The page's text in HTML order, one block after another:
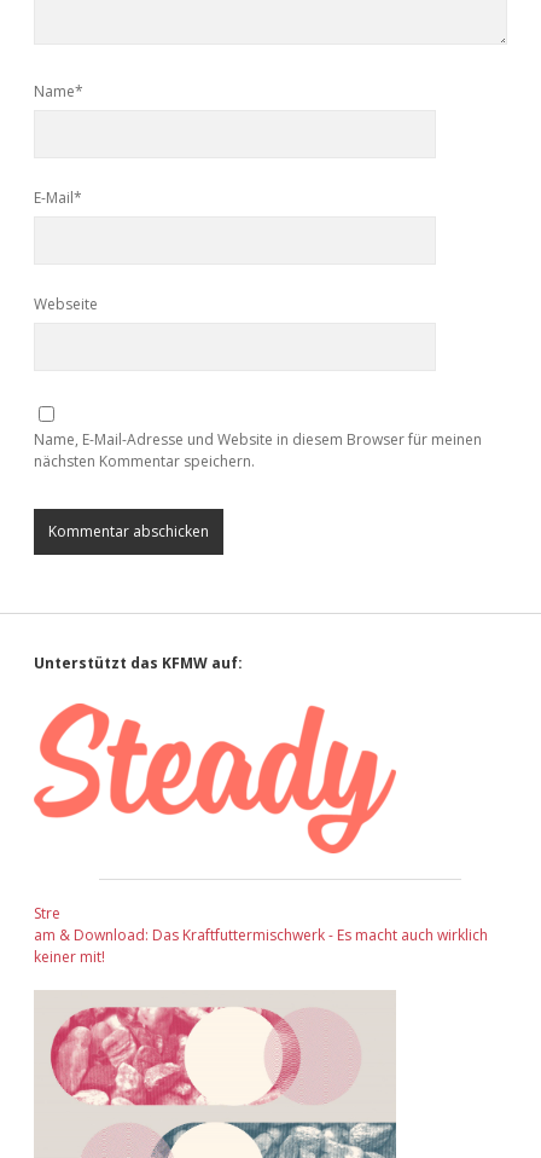
Name*
E-Mail*
Webseite
Name, E-Mail-Adresse und Website in diesem Browser für meinen
nächsten Kommentar speichern.
Sidebar
Unterstützt das KFMW auf:
Stre
am & Download: Das Kraftfuttermischwerk - Es macht auch wirklich
keiner mit!